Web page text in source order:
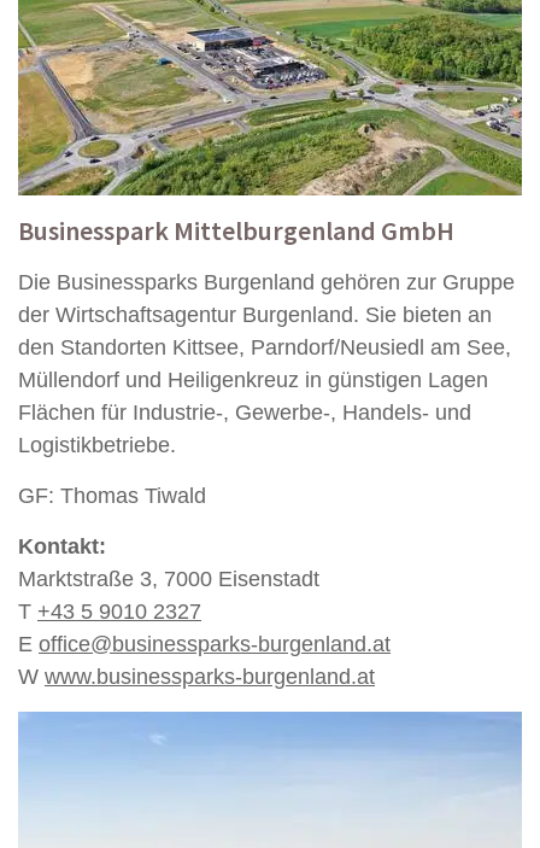
Businesspark Mittelburgenland GmbH
Die Businessparks Burgenland gehören zur Gruppe
der Wirtschaftsagentur Burgenland. Sie bieten an
den Standorten Kittsee, Parndorf/Neusiedl am See,
Müllendorf und Heiligenkreuz in günstigen Lagen
Flächen für Industrie-, Gewerbe-, Handels- und
Logistikbetriebe.
GF: Thomas Tiwald
Kontakt:
Marktstraße 3, 7000 Eisenstadt
T +43 5 9010 2327
E office@businessparks-burgenland.at
W www.businessparks-burgenland.at